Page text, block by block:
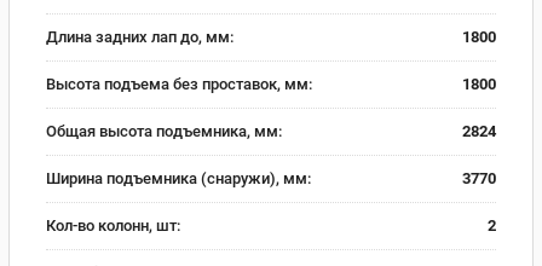
Длина задних лап до, мм: 1800
Высота подъема без проставок, мм: 1800
Общая высота подъемника, мм: 2824
Ширина подъемника (снаружи), мм: 3770
Кол-во колонн, шт: 2